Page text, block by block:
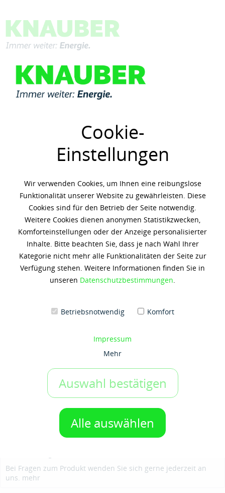
Cookie-
Einstellungen
Wir verwenden Cookies, um Ihnen eine reibungslose
Funktionalität unserer Website zu gewährleisten. Diese
Cookies sind für den Betrieb der Seite notwendig.
Weitere Cookies dienen anonymen Statistikzwecken,
Komforteinstellungen oder der Anzeige personalisierter
Inhalte. Bitte beachten Sie, dass je nach Wahl Ihrer
Kategorie nicht mehr alle Funktionalitäten der Seite zur
Verfügung stehen. Weitere Informationen finden Sie in
unseren Datenschutzbestimmungen.
Betriebsnotwendig Komfort
Impressum
Mehr
Auswahl bestätigen
Alle auswählen
Menü
Übersicht Shell
Shell Rimula R4 X 15W40
89,29 € * (4,47 € / 1 Liter)
Inhalt: 20 Liter
g50036738
IN DEN WARENKORB
Auf den Merkzettel
Bei Fragen zum Produkt wenden Sie sich gerne jederzeit an
uns. mehr